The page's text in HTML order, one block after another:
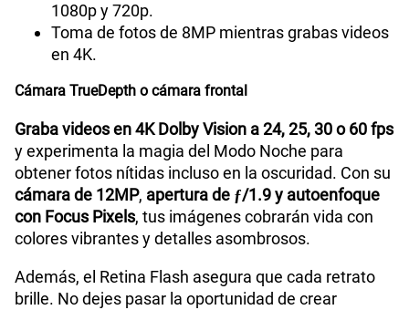
1080p y 720p.
Toma de fotos de 8MP mientras grabas videos
en 4K.
Cámara TrueDepth o cámara frontal
Graba videos en 4K Dolby Vision a 24, 25, 30 o 60 fps
y experimenta la magia del Modo Noche para
obtener fotos nítidas incluso en la oscuridad. Con su
cámara de 12MP, apertura de ƒ/1.9 y autoenfoque
con Focus Pixels, tus imágenes cobrarán vida con
colores vibrantes y detalles asombrosos.
Además, el Retina Flash asegura que cada retrato
brille. No dejes pasar la oportunidad de crear